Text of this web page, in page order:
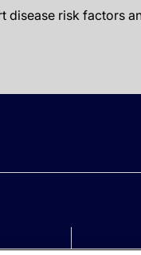
disease risk factors